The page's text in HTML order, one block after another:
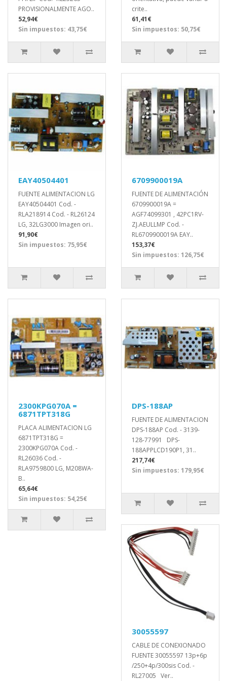
PROVISIONALMENTE AGO..
52,94€
Sin impuestos: 43,75€
crite..
61,41€
Sin impuestos: 50,75€
EAY40504401
FUENTE ALIMENTACION LG
EAY40504401 Cod. -
RLA218914 Cod. - RL26124
LG, 32LG3000 Imagen ori..
91,90€
Sin impuestos: 75,95€
6709900019A
FUENTE DE ALIMENTACIÓN
6709900019A =
AGF74099301 , 42PC1RV-
ZJ.AEULLMP Cod. -
RL6709900019A EAY..
153,37€
Sin impuestos: 126,75€
2300KPG070A =
6871TPT318G
PLACA ALIMENTACION LG
6871TPT318G =
2300KPG070A Cod. -
RL26036 Cod. -
RLA9759800 LG, M208WA-
B..
65,64€
Sin impuestos: 54,25€
DPS-188AP
FUENTE DE ALIMENTACION
DPS-188AP Cod. - 3139-
128-77991 DPS-
188APPLCD190P1, 31..
217,74€
Sin impuestos: 179,95€
30055597
CABLE DE CONEXIONADO
FUENTE 30055597 13p+6p
/250+4p/300sis Cod. -
RL27005 Ver..